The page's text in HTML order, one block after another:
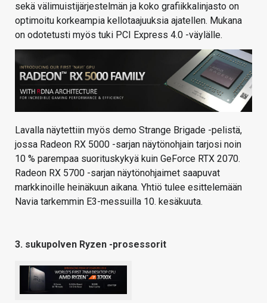
sekä välimuistijärjestelmän ja koko grafiikkalinjasto on
optimoitu korkeampia kellotaajuuksia ajatellen. Mukana
on odotetusti myös tuki PCI Express 4.0 -väylälle.
Lavalla näytettiin myös demo Strange Brigade -pelistä,
jossa Radeon RX 5000 -sarjan näytönohjain tarjosi noin
10 % parempaa suorituskykyä kuin GeForce RTX 2070.
Radeon RX 5700 -sarjan näytönohjaimet saapuvat
markkinoille heinäkuun aikana. Yhtiö tulee esittelemään
Navia tarkemmin E3-messuilla 10. kesäkuuta.
3. sukupolven Ryzen -prosessorit